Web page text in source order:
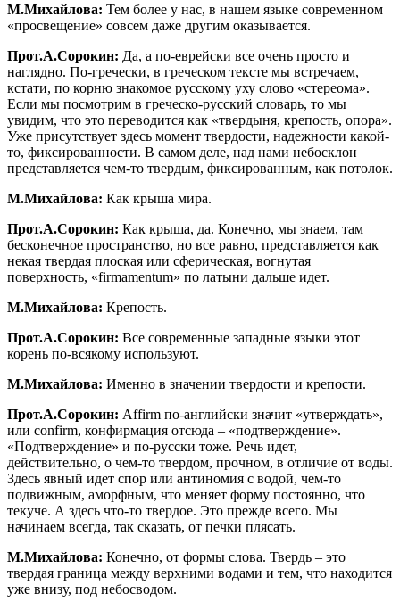
М.Михайлова: Тем более у нас, в нашем языке современном
«просвещение» совсем даже другим оказывается.
Прот.А.Сорокин: Да, а по-еврейски все очень просто и
наглядно. По-гречески, в греческом тексте мы встречаем,
кстати, по корню знакомое русскому уху слово «стереома».
Если мы посмотрим в греческо-русский словарь, то мы
увидим, что это переводится как «твердыня, крепость, опора».
Уже присутствует здесь момент твердости, надежности какой-
то, фиксированности. В самом деле, над нами небосклон
представляется чем-то твердым, фиксированным, как потолок.
М.Михайлова: Как крыша мира.
Прот.А.Сорокин: Как крыша, да. Конечно, мы знаем, там
бесконечное пространство, но все равно, представляется как
некая твердая плоская или сферическая, вогнутая
поверхность, «firmamentum» по латыни дальше идет.
М.Михайлова: Крепость.
Прот.А.Сорокин: Все современные западные языки этот
корень по-всякому используют.
М.Михайлова: Именно в значении твердости и крепости.
Прот.А.Сорокин: Affirm по-английски значит «утверждать»,
или confirm, конфирмация отсюда – «подтверждение».
«Подтверждение» и по-русски тоже. Речь идет,
действительно, о чем-то твердом, прочном, в отличие от воды.
Здесь явный идет спор или антиномия с водой, чем-то
подвижным, аморфным, что меняет форму постоянно, что
текуче. А здесь что-то твердое. Это прежде всего. Мы
начинаем всегда, так сказать, от печки плясать.
М.Михайлова: Конечно, от формы слова. Твердь – это
твердая граница между верхними водами и тем, что находится
уже внизу, под небосводом.